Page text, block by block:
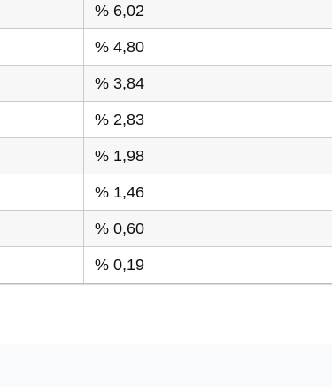
% 6,02
% 4,80
% 3,84
% 2,83
% 1,98
% 1,46
% 0,60
% 0,19